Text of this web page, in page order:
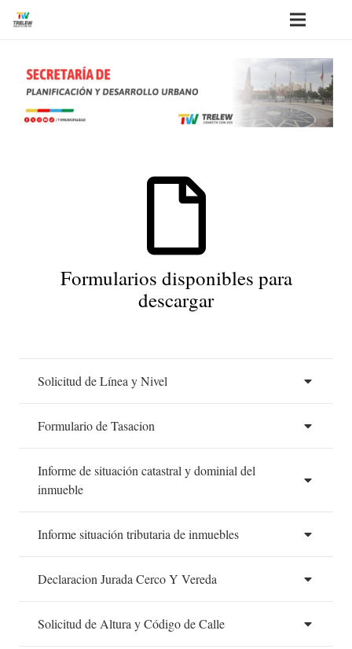
Formularios disponibles para
descargar
Solicitud de Línea y Nivel
Formulario de Tasacion
Informe de situación catastral y dominial del
inmueble
Informe situación tributaria de inmuebles
Declaracion Jurada Cerco Y Vereda
Solicitud de Altura y Código de Calle